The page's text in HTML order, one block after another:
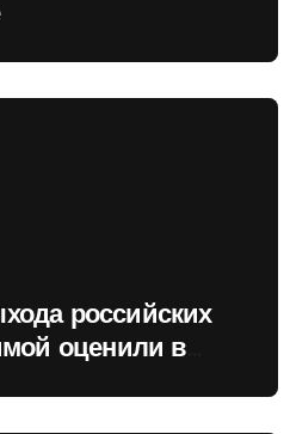
российских
оценили в